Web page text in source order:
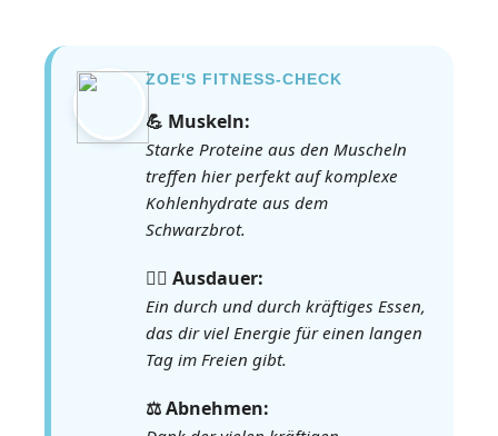
ZOE'S FITNESS-CHECK
💪 Muskeln:
Starke Proteine aus den Muscheln
treffen hier perfekt auf komplexe
Kohlenhydrate aus dem
Schwarzbrot.
🏃‍♀️ Ausdauer:
Ein durch und durch kräftiges Essen,
das dir viel Energie für einen langen
Tag im Freien gibt.
⚖️ Abnehmen: